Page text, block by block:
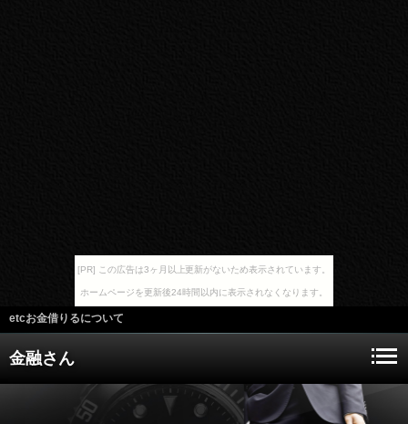
[PR] この広告は3ヶ月以上更新がないため表示されています。
ホームページを更新後24時間以内に表示されなくなります。
etcお金借りるについて
金融さん